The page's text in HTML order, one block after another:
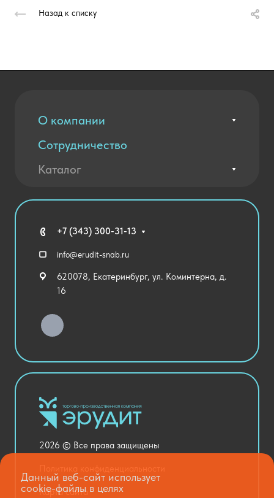
Назад к списку
О компании
Вакансии
Контакты
Благодарственные письма
Сотрудничество
Оплата и доставка
Каталог
Технические средства обучения
Спортивный зал
Уличное оборудование
Хозяйственные Товары
Столовая и пищеблок
Оснащение кабинетов
Медицинский кабинет
Национальные проекты
+7 (343) 300-31-13
info@erudit-snab.ru
620078, Екатеринбург, ул. Коминтерна, д.
16
2026 © Все права защищены
Карта сайта
Данный веб-сайт использует
cookie-файлы в целях